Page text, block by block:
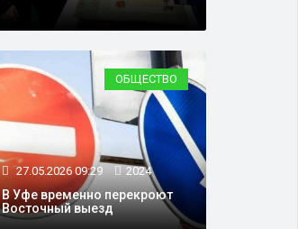
ОБЩЕСТВО
27.05.2026 09:29 2024
В Уфе временно перекроют
Восточный выезд